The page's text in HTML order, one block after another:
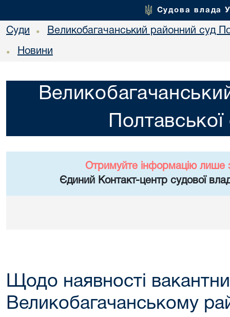
Судова влада
Суди • Великобагачанський районний суд
• Новини
Полтавської
Отримуйте інформацію лише
Єдиний Контакт-центр судової
Щодо наявності
Великобагачанському